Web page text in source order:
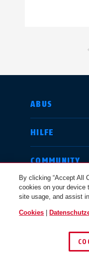
ABUS
HILFE
COMMUNITY
RECHTLICHES
LAND
Canada
By clicking “Accept All
cookies on your device
site usage, and assist
Cookies